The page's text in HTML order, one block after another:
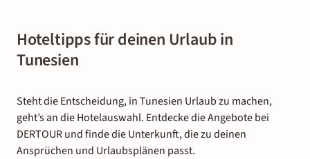
Hoteltipps für deinen Urlaub in
Tunesien
Steht die Entscheidung, in Tunesien Urlaub zu machen,
geht’s an die Hotelauswahl. Entdecke die Angebote bei
DERTOUR und finde die Unterkunft, die zu deinen
Ansprüchen und Urlaubsplänen passt.